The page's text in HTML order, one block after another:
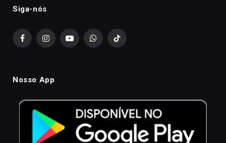
Siga-nós
FacebookInstagramYouTubeWhatsAppTikTok
Nosso App